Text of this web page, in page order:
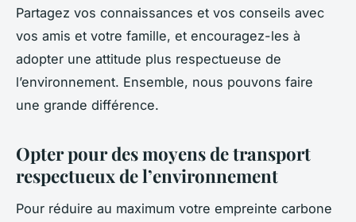
Partagez vos connaissances et vos conseils avec
vos amis et votre famille, et encouragez-les à
adopter une attitude plus respectueuse de
l’environnement. Ensemble, nous pouvons faire
une grande différence.
Opter pour des moyens de transport
respectueux de l’environnement
Pour réduire au maximum votre empreinte carbone